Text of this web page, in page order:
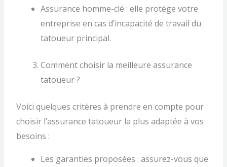
Assurance homme-clé : elle protège votre
entreprise en cas d’incapacité de travail du
tatoueur principal.
Comment choisir la meilleure assurance
tatoueur ?
Voici quelques critères à prendre en compte pour
choisir l’assurance tatoueur la plus adaptée à vos
besoins :
Les garanties proposées : assurez-vous que